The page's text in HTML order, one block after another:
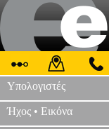
Υπολογιστές
Ήχος • Εικόνα